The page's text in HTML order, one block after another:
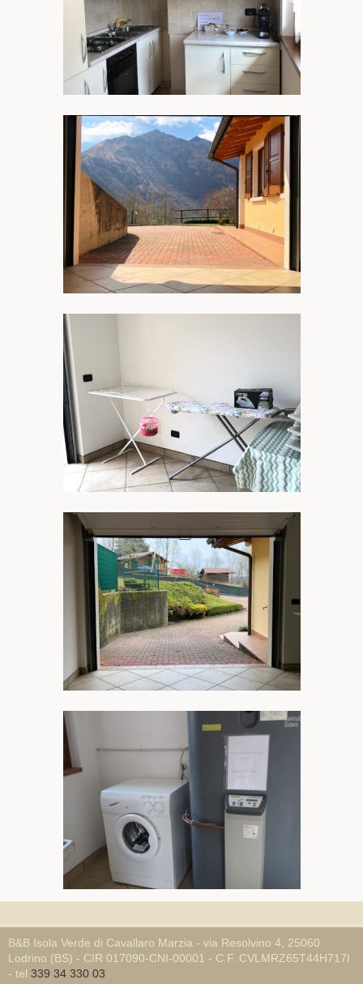
B&B Isola Verde di Cavallaro Marzia - via Resolvino 4, 25060
Lodrino (BS) - CIR 017090-CNI-00001 - C.F. CVLMRZ65T44H717I
- tel 339 34 330 03